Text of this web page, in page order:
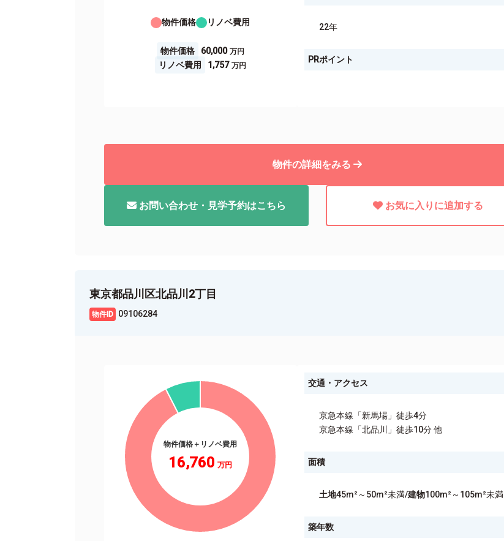
物件価格 リノベ費用
物件価格
60,000
リノベ費用
1,757
22年
PRポイント
物件の詳細をみる
お問い合わせ・見学予約はこちら お気に入りに追加する
東京都品川区北品川2丁目
09106284
物件価格＋リノベ費用
16,760
交通・アクセス
京急本線「新馬場」徒歩4分
京急本線「北品川」徒歩10分 他
面積
土地45m²～50m²未満/建物100m²～105m²未満
築年数